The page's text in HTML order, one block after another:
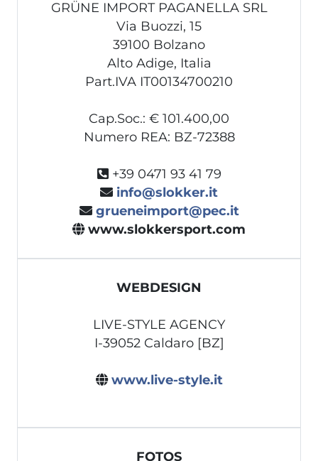
GRÜNE IMPORT PAGANELLA SRL
Via Buozzi, 15
39100 Bolzano
Alto Adige, Italia
Part.IVA IT00134700210
Cap.Soc.: € 101.400,00
Numero REA: BZ-72388
+39 0471 93 41 79
info@slokker.it
grueneimport@pec.it
www.slokkersport.com
WEBDESIGN
LIVE-STYLE AGENCY
I-39052 Caldaro [BZ]
www.live-style.it
FOTOS